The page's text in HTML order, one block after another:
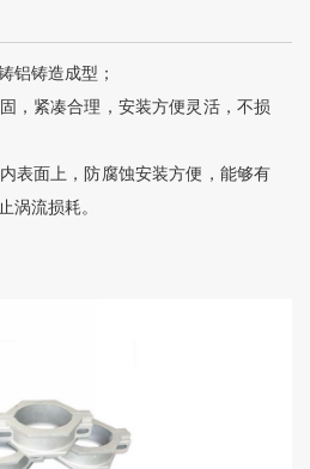
铝铸造成型；
，紧凑合理，安装方便灵活，不损
表面上，防腐蚀安装方便，能够有
涡流损耗。